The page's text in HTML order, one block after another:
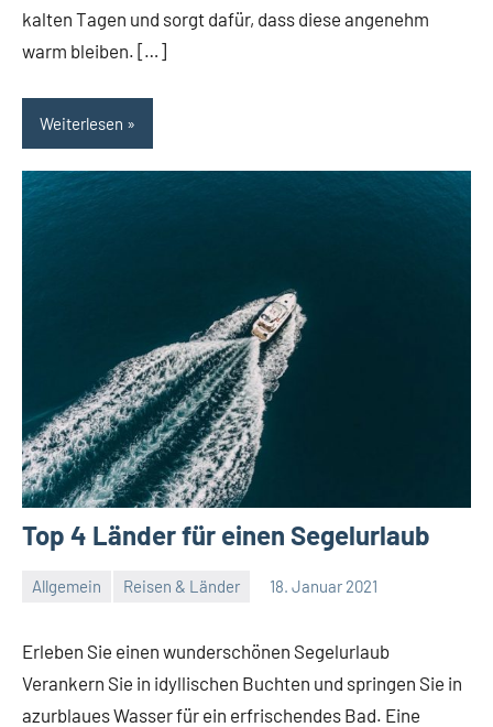
kalten Tagen und sorgt dafür, dass diese angenehm
warm bleiben. […]
Weiterlesen
Top 4 Länder für einen Segelurlaub
Allgemein Reisen & Länder 18. Januar 2021
Redaktion
Keine
Erleben Sie einen wunderschönen Segelurlaub
Verankern Sie in idyllischen Buchten und springen Sie in
azurblaues Wasser für ein erfrischendes Bad. Eine